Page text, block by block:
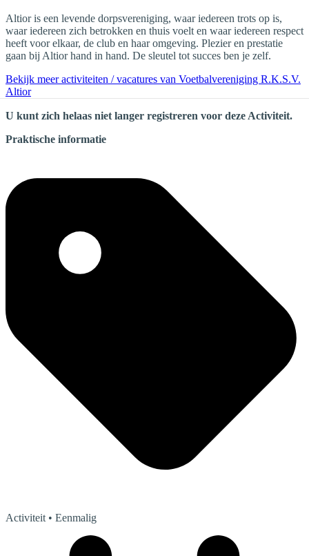
Altior is een levende dorpsvereniging, waar iedereen trots op is,
waar iedereen zich betrokken en thuis voelt en waar iedereen respect
heeft voor elkaar, de club en haar omgeving. Plezier en prestatie
gaan bij Altior hand in hand. De sleutel tot succes ben je zelf.
Bekijk meer activiteiten / vacatures van Voetbalvereniging R.K.S.V.
Altior
U kunt zich helaas niet langer registreren voor deze Activiteit.
Praktische informatie
Activiteit • Eenmalig